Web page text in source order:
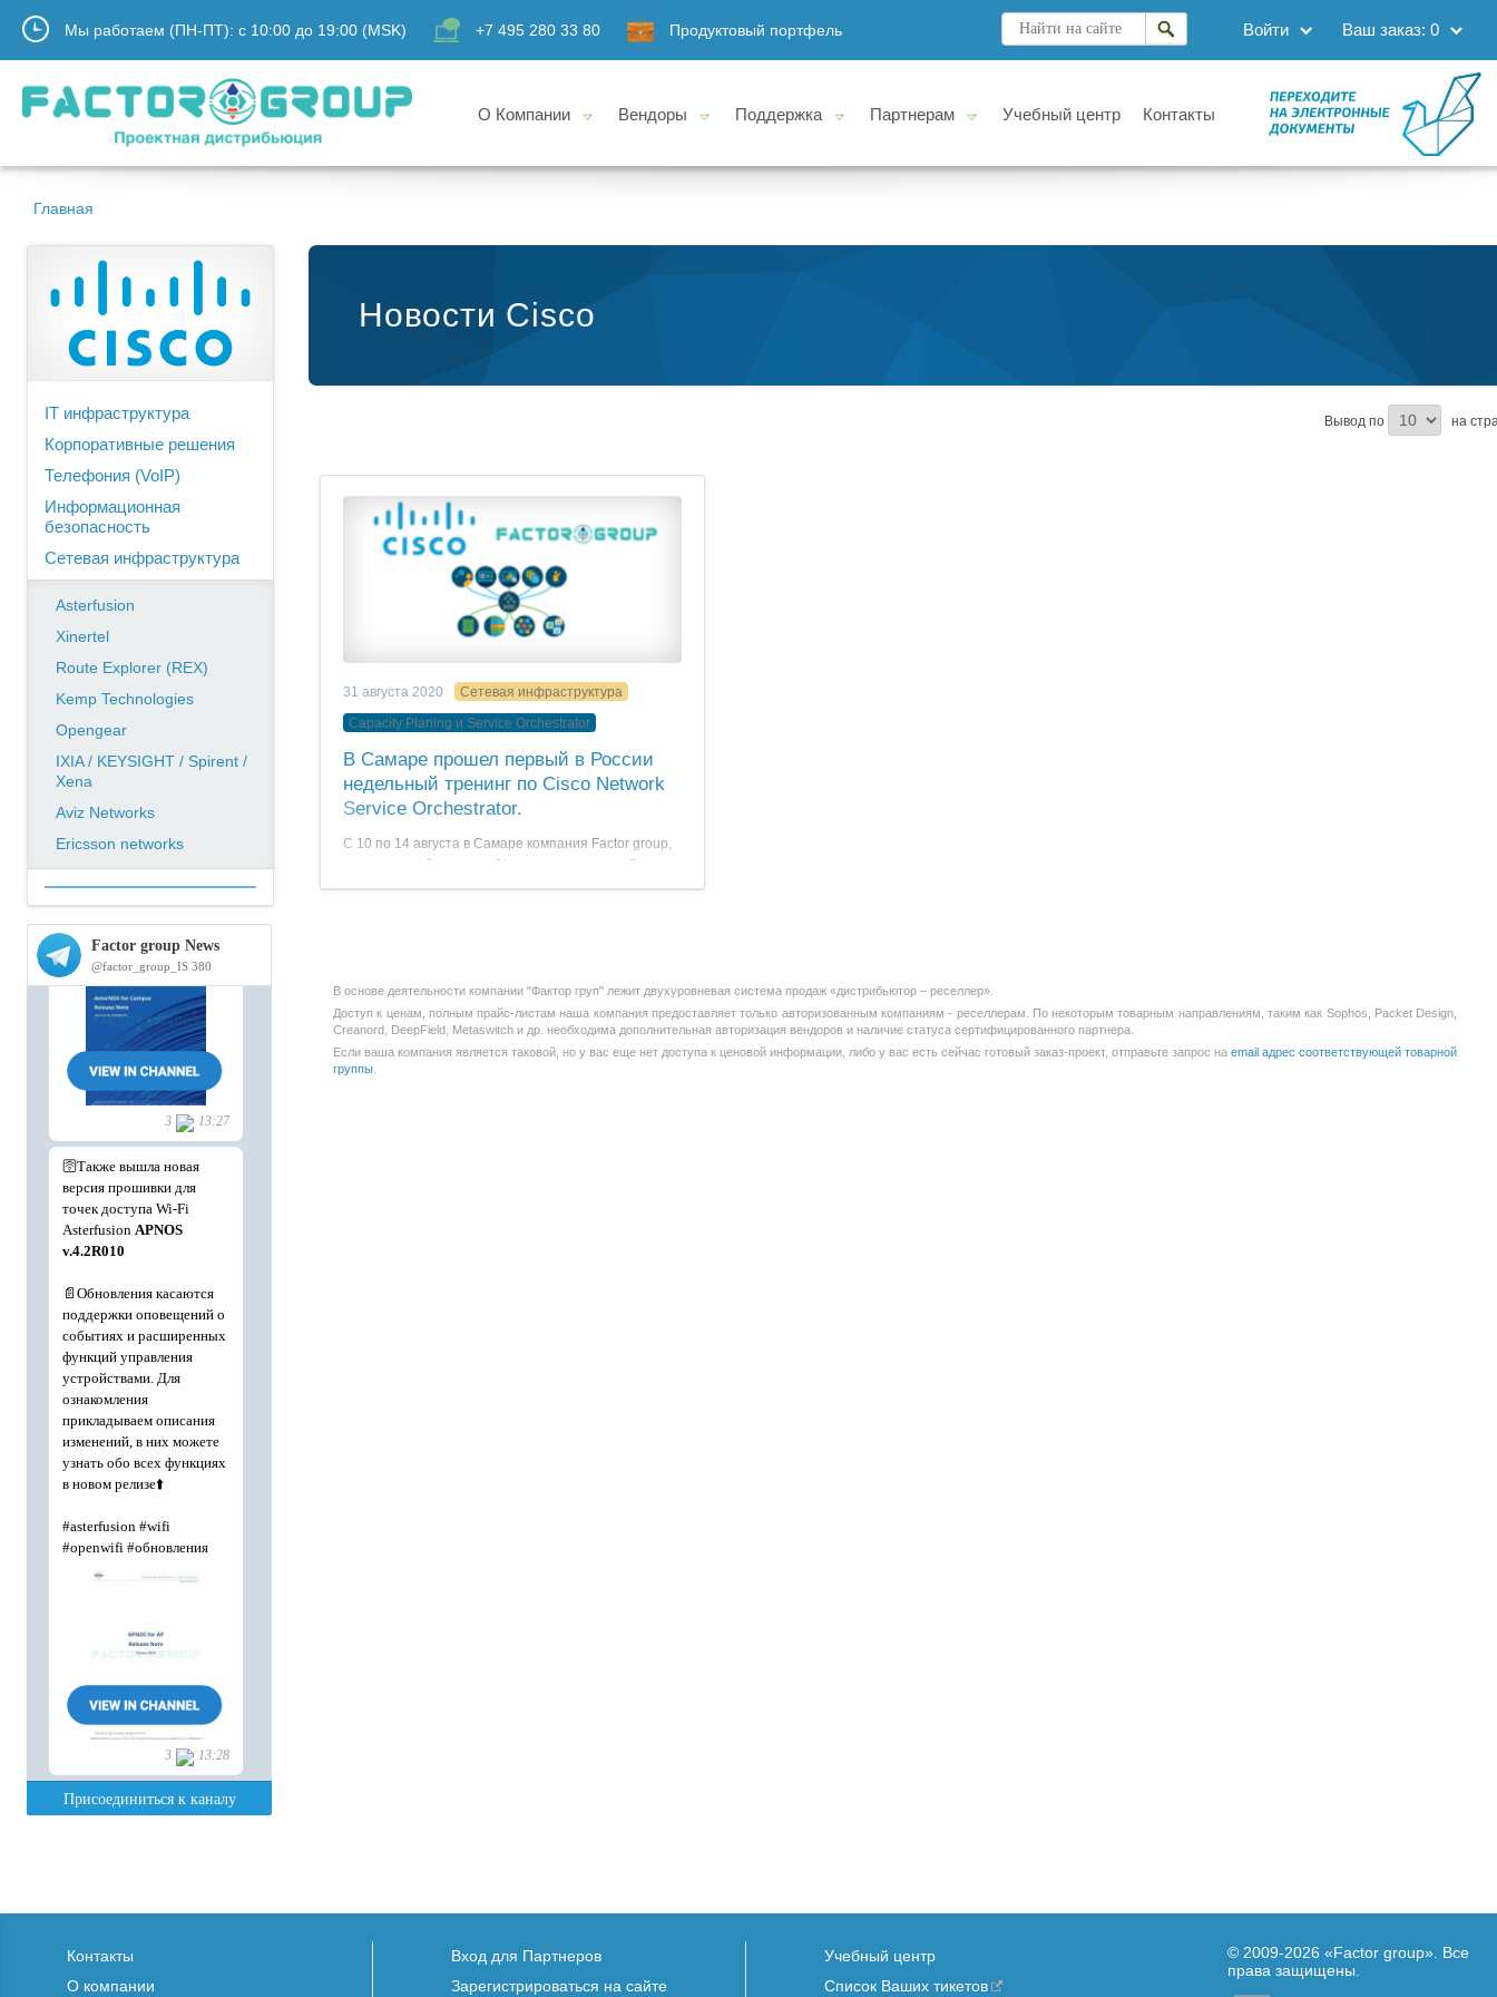
Мы работаем (ПН-ПТ): с 10:00 до 19:00 (MSK) +7 495 280 33 80 Продуктовый портфель Ваш заказ: 0
Войти
О Компании Вендоры Поддержка Партнерам Учебный центр Контакты
Главная
IT инфраструктура
Корпоративные решения
Телефония (VoIP)
Информационная
безопасность
Сетевая инфраструктура
Asterfusion
Xinertel
Route Explorer (REX)
Kemp Technologies
Opengear
IXIA / KEYSIGHT / Spirent /
Xena
Aviz Networks
Ericsson networks
Новости Cisco
Вывод по на
31 августа 2020
Сетевая инфраструктура
Capacity Planing и Service Orchestrator
В Самаре прошел первый в России
недельный тренинг по Cisco Network
Service Orchestrator.
С 10 по 14 августа в Самаре компания Factor group,
официальный партнер Cisco на территории России,
провела первый в России пятидневный тренинг на
В основе деятельности компании "Фактор груп" лежит двухуровневая система продаж «дистрибьютор – реселлер».
Доступ к ценам, полным прайс-листам наша компания предоставляет только авторизованным компаниям - реселлерам. По некоторым товарным направлениям, таким как Sophos, Packet Design,
Creanord, DeepField, Metaswitch и др. необходима дополнительная авторизация вендоров и наличие статуса сертифицированного партнера.
Если ваша компания является таковой, но у вас еще нет доступа к ценовой информации, либо у вас есть сейчас готовый заказ-проект, отправьте запрос наemail адрес соответствующей товарной
группы.
Контакты
О компании
Вход для Партнеров
Зарегистрироваться на сайте
Учебный центр
Список Ваших тикетов
© 2009-2026 «Factor group» . Все
права защищены.